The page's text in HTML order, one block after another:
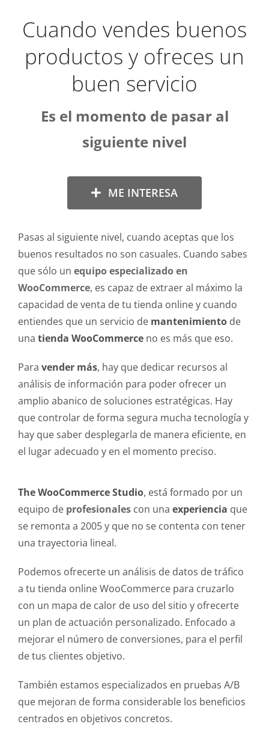
Cuando vendes buenos
productos y ofreces un
buen servicio
Es el momento de pasar al
siguiente nivel
ME INTERESA
Pasas al siguiente nivel, cuando aceptas que los
buenos resultados no son casuales. Cuando sabes
que sólo un equipo especializado en
WooCommerce, es capaz de extraer al máximo la
capacidad de venta de tu tienda online y cuando
entiendes que un servicio de mantenimientode
una tienda WooCommerceno es más que eso.
Para vender más, hay que dedicar recursos al
análisis de información para poder ofrecer un
amplio abanico de soluciones estratégicas. Hay
que controlar de forma segura mucha tecnología y
hay que saber desplegarla de manera eficiente, en
el lugar adecuado y en el momento preciso.
The WooCommerce Studio, está formado por un
equipo de profesionales con una experiencia que
se remonta a 2005 y que no se contenta con tener
una trayectoria lineal.
Podemos ofrecerte un análisis de datos de tráfico
a tu tienda online WooCommerce para cruzarlo
con un mapa de calor de uso del sitio y ofrecerte
un plan de actuación personalizado. Enfocado a
mejorar el número de conversiones, para el perfil
de tus clientes objetivo.
También estamos especializados en pruebas A/B
que mejoran de forma considerable los beneficios
centrados en objetivos concretos.